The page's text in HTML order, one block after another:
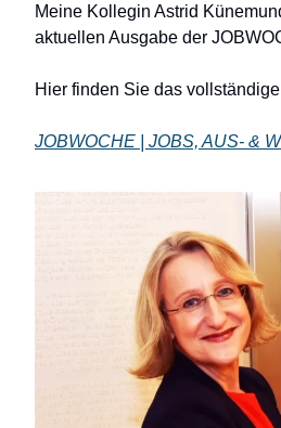
Meine Kollegin Astrid
aktuellen Ausgabe der
Hier finden Sie das
JOBWOCHE | JOBS, AUS- &